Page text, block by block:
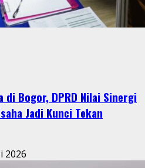
di Bogor, DPRD Nilai Sinergi
Jadi Kunci Tekan
2026